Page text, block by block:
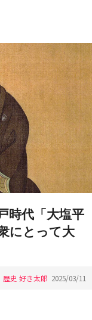
時代「大塩平
にとって大
歴史 好き太郎 2025/03/11